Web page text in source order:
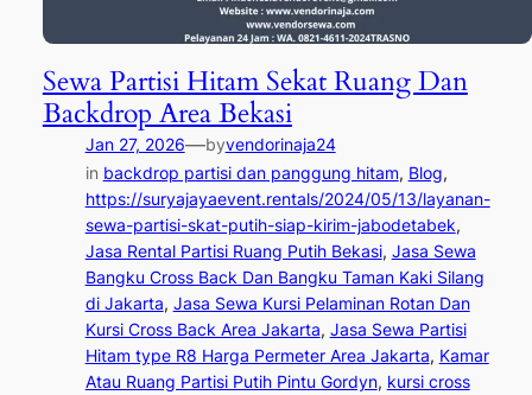
Sewa Partisi Hitam Sekat Ruang Dan
Backdrop Area Bekasi
Jan 27, 2026—byvendorinaja24
in backdrop partisi dan panggung hitam, Blog
https://suryajayaevent.rentals/2024/05/13/layanan-
sewa-partisi-skat-putih-siap-kirim-jabodetabek
Jasa Rental Partisi Ruang Putih Bekasi, Jasa Sewa
Bangku Cross Back Dan Bangku Taman Kaki Silang
di Jakarta, Jasa Sewa Kursi Pelaminan Rotan Dan
Kursi Cross Back Area Jakarta, Jasa Sewa Partisi
Hitam type R8 Harga Permeter Area Jakarta, Kamar
Atau Ruang Partisi Putih Pintu Gordyn, kursi cross